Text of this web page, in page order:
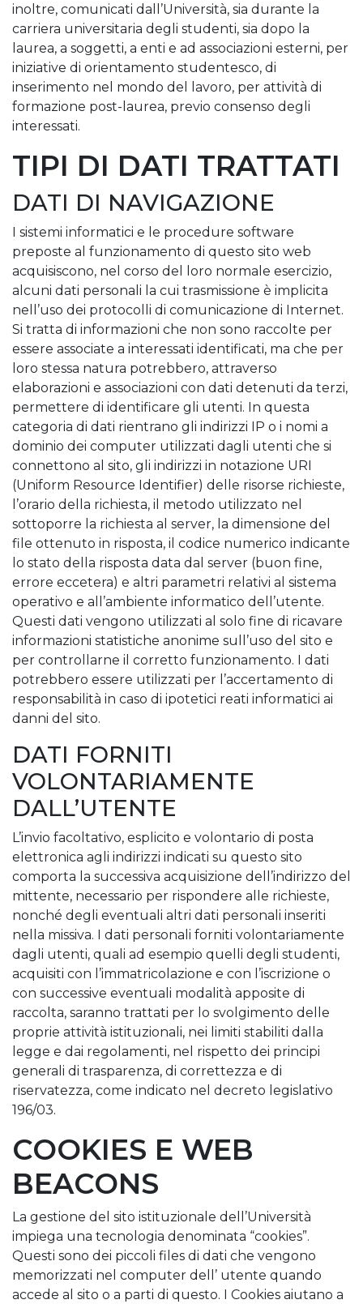
inoltre, comunicati dall’Università, sia durante la
carriera universitaria degli studenti, sia dopo la
laurea, a soggetti, a enti e ad associazioni esterni, per
iniziative di orientamento studentesco, di
inserimento nel mondo del lavoro, per attività di
formazione post-laurea, previo consenso degli
interessati.
TIPI DI DATI TRATTATI
DATI DI NAVIGAZIONE
I sistemi informatici e le procedure software
preposte al funzionamento di questo sito web
acquisiscono, nel corso del loro normale esercizio,
alcuni dati personali la cui trasmissione è implicita
nell’uso dei protocolli di comunicazione di Internet.
Si tratta di informazioni che non sono raccolte per
essere associate a interessati identificati, ma che per
loro stessa natura potrebbero, attraverso
elaborazioni e associazioni con dati detenuti da terzi,
permettere di identificare gli utenti. In questa
categoria di dati rientrano gli indirizzi IP o i nomi a
dominio dei computer utilizzati dagli utenti che si
connettono al sito, gli indirizzi in notazione URI
(Uniform Resource Identifier) delle risorse richieste,
l’orario della richiesta, il metodo utilizzato nel
sottoporre la richiesta al server, la dimensione del
file ottenuto in risposta, il codice numerico indicante
lo stato della risposta data dal server (buon fine,
errore eccetera) e altri parametri relativi al sistema
operativo e all’ambiente informatico dell’utente.
Questi dati vengono utilizzati al solo fine di ricavare
informazioni statistiche anonime sull’uso del sito e
per controllarne il corretto funzionamento. I dati
potrebbero essere utilizzati per l’accertamento di
responsabilità in caso di ipotetici reati informatici ai
danni del sito.
DATI FORNITI
VOLONTARIAMENTE
DALL’UTENTE
L’invio facoltativo, esplicito e volontario di posta
elettronica agli indirizzi indicati su questo sito
comporta la successiva acquisizione dell’indirizzo del
mittente, necessario per rispondere alle richieste,
nonché degli eventuali altri dati personali inseriti
nella missiva. I dati personali forniti volontariamente
dagli utenti, quali ad esempio quelli degli studenti,
acquisiti con l’immatricolazione e con l’iscrizione o
con successive eventuali modalità apposite di
raccolta, saranno trattati per lo svolgimento delle
proprie attività istituzionali, nei limiti stabiliti dalla
legge e dai regolamenti, nel rispetto dei principi
generali di trasparenza, di correttezza e di
riservatezza, come indicato nel decreto legislativo
196/03.
COOKIES E WEB
BEACONS
La gestione del sito istituzionale dell’Università
impiega una tecnologia denominata “cookies”.
Questi sono dei piccoli files di dati che vengono
memorizzati nel computer dell’ utente quando
accede al sito o a parti di questo. I Cookies aiutano a